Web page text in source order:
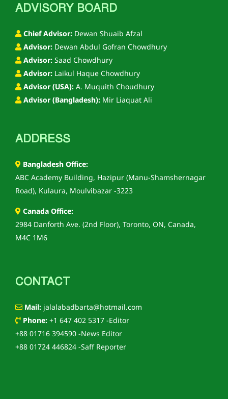
ADVISORY BOARD
Chief Advisor: Dewan Shuaib Afzal
Advisor: Dewan Abdul Gofran Chowdhury
Advisor: Saad Chowdhury
Advisor: Laikul Haque Chowdhury
Advisor (USA): A. Muquith Choudhury
Advisor (Bangladesh): Mir Liaquat Ali
ADDRESS
Bangladesh Office:
ABC Academy Building, Hazipur (Manu-Shamshernagar
Road), Kulaura, Moulvibazar -3223
Canada Office:
2984 Danforth Ave. (2nd Floor), Toronto, ON, Canada,
M4C 1M6
CONTACT
Mail: jalalabadbarta@hotmail.com
Phone: +1 647 402 5317 -Editor
+88 01716 394590 -News Editor
+88 01724 446824 -Saff Reporter